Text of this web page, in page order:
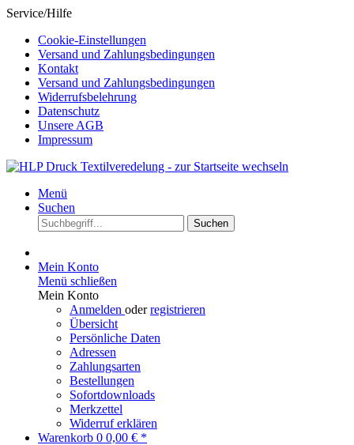
Service/Hilfe
Cookie-Einstellungen
Versand und Zahlungsbedingungen
Kontakt
Versand und Zahlungsbedingungen
Widerrufsbelehrung
Datenschutz
Unsere AGB
Impressum
Menü
Suchen
Suchen
Mein Konto
Menü schließen
Mein Konto
Anmelden oderregistrieren
Übersicht
Persönliche Daten
Adressen
Zahlungsarten
Bestellungen
Sofortdownloads
Merkzettel
Widerruf erklären
Warenkorb 0 0,00 € *